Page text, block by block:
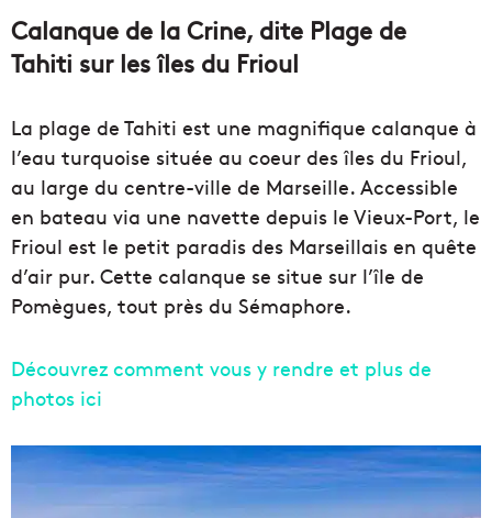
Calanque de la Crine, dite Plage de
Tahiti sur les îles du Frioul
La plage de Tahiti est une magnifique calanque à
l’eau turquoise située au coeur des îles du Frioul,
au large du centre-ville de Marseille. Accessible
en bateau via une navette depuis le Vieux-Port, le
Frioul est le petit paradis des Marseillais en quête
d’air pur. Cette calanque se situe sur l’île de
Pomègues, tout près du Sémaphore.
Découvrez comment vous y rendre et plus de
photos ici